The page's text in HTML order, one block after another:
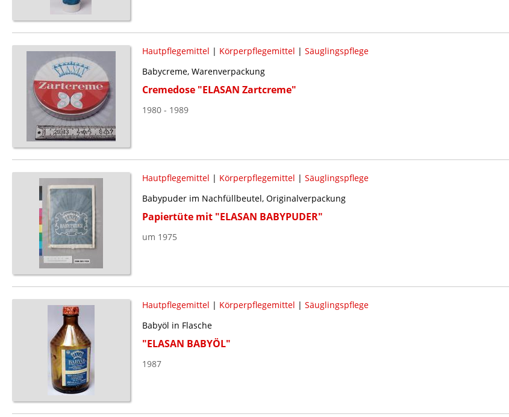
Hautpflegemittel | Körperpflegemittel | Säuglingspflege
Babycreme, Warenverpackung
Cremedose "ELASAN Zartcreme"
1980 - 1989
Hautpflegemittel | Körperpflegemittel | Säuglingspflege
Babypuder im Nachfüllbeutel, Originalverpackung
Papiertüte mit "ELASAN BABYPUDER"
um 1975
Hautpflegemittel | Körperpflegemittel | Säuglingspflege
Babyöl in Flasche
"ELASAN BABYÖL"
1987